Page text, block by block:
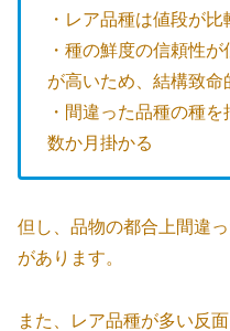
・レア品種は値段が比
・種の鮮度の信頼性
が高いため、結構致命
・間違った品種の種
数か月掛かる
但し、品物の都合上間違
があります。
また、レア品種が多い反